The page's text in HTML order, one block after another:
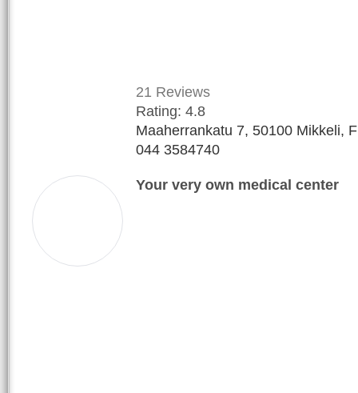
21 Reviews
Rating: 4.8
Maaherrankatu 7, 50100 Mikkeli,
044 3584740
Your very own medical center